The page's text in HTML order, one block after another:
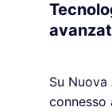
Su
connesso